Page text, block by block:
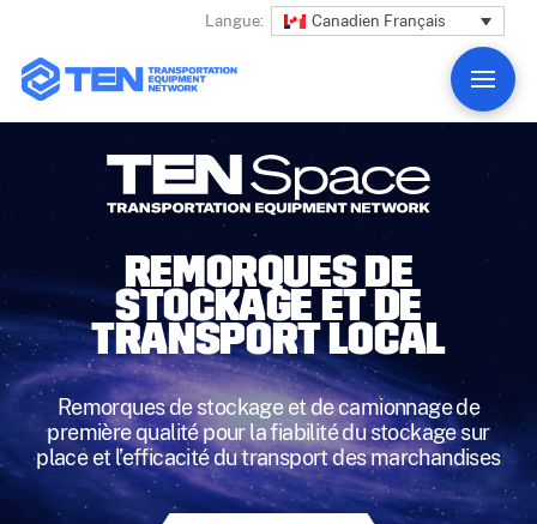
Langue: Canadien Français
REMORQUES DE
STOCKAGE ET DE
TRANSPORT LOCAL
Remorques de stockage et de camionnage de
première qualité pour la fiabilité du stockage sur
place et l’efficacité du transport des marchandises